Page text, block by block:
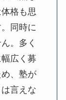
格も思
同時に
。多く
広く募
、塾が
言えな